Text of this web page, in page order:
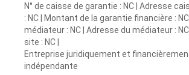
N° de caisse de garantie : NC | Adresse
: NC | Montant de la garantie financière :
médiateur : NC | Adresse du médiateur :
site : NC |
Entreprise juridiquement et
indépendante